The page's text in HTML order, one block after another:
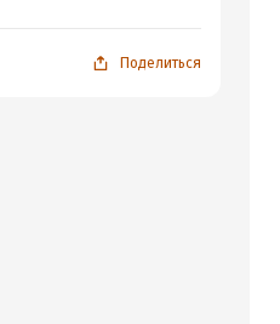
Поделиться